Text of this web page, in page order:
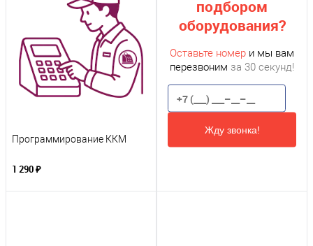
Программирование ККМ
1 290 ₽
подбором
оборудования?
Оставьте номер и мы вам
перезвоним за 30 секунд!
Жду звонка!